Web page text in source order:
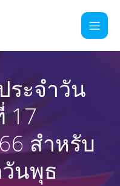
ระจำวัน
17
สำหรับ
นพุธ